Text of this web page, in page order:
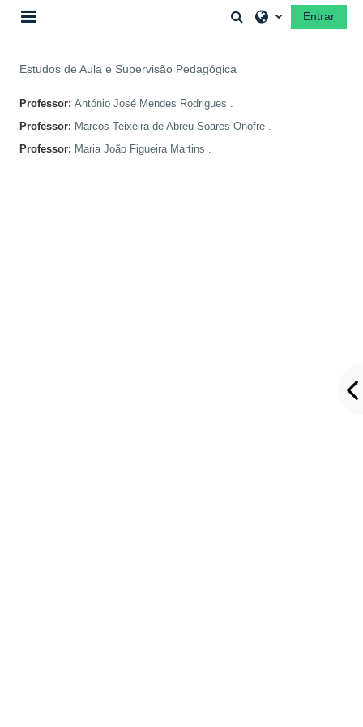
Alternar a entrada
Entrar
Estudos de Aula e Supervisão Pedagógica
Professor:António José Mendes Rodrigues .
Professor: Marcos Teixeira de Abreu Soares Onofre .
Professor: Maria João Figueira Martins .